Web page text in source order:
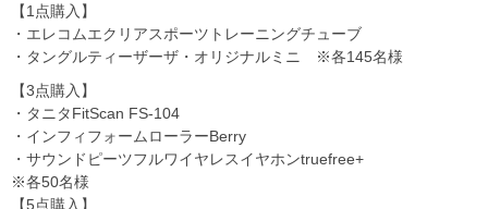
【1点購入】
・エレコムエクリアスポーツトレーニングチューブ
・タングルティーザーザ・オリジナルミニ ※各145名様
【3点購入】
・タニタFitScan FS-104
・インフィフォームローラーBerry
・サウンドピーツフルワイヤレスイヤホンtruefree+
※各50名様
【5点購入】